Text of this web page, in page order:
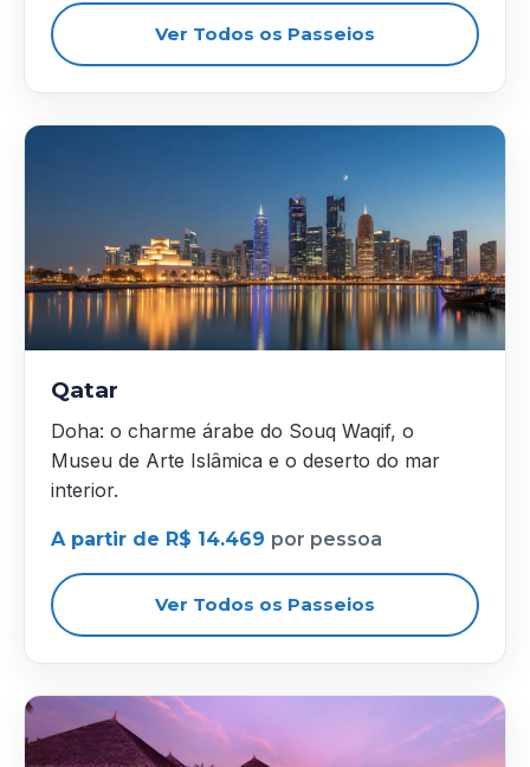
Ver Todos os Passeios
Qatar
Doha: o charme árabe do Souq Waqif, o
Museu de Arte Islâmica e o deserto do mar
interior.
A partir de R$ 14.469 por pessoa
Ver Todos os Passeios